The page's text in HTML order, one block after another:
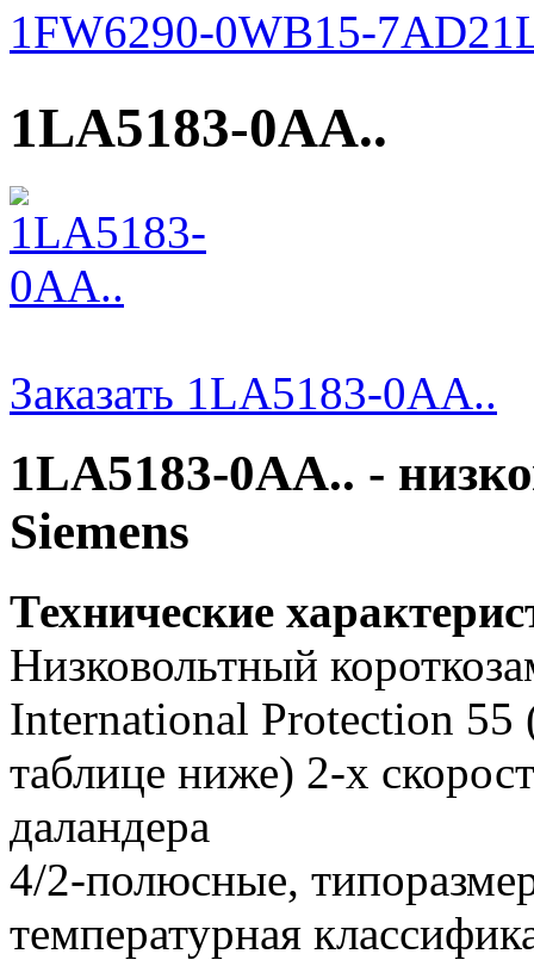
1FW6290-0WB15-7AD2
1LA5183-0AA..
Заказать 1LA5183-0AA..
1LA5183-0AA.. -
Siemens
Технические
Низковольтный
International Protection 55
таблице ниже) 2-х
даландера
4/2-полюсные,
температурная